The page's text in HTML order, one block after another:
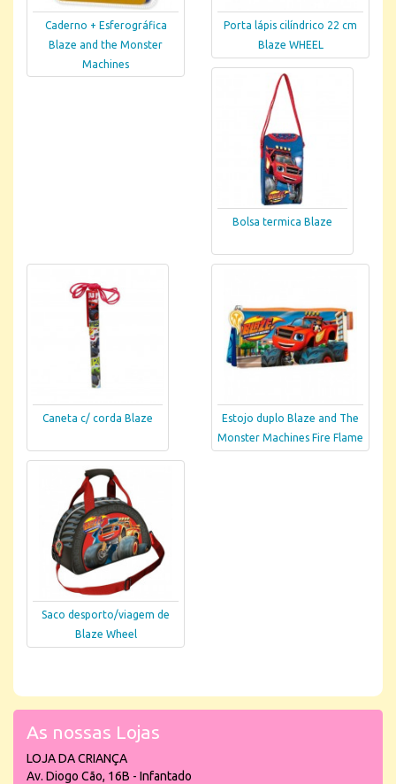
Caderno + Esferográfica
Blaze and the Monster
Machines
Porta lápis cilíndrico 22 cm
Blaze WHEEL
Bolsa termica Blaze
Caneta c/ corda Blaze
Estojo duplo Blaze and The
Monster Machines Fire Flame
Saco desporto/viagem de
Blaze Wheel
As nossas Lojas
LOJA DA CRIANÇA
Av. Diogo Cão, 16B - Infantado